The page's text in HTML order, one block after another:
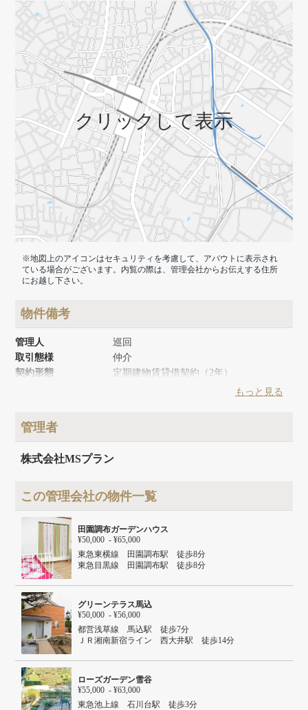
クリックして表示
※地図上のアイコンはセキュリティを考慮して、アバウトに表示され
ている場合がございます。内覧の際は、管理会社からお伝えする住所
にお越し下さい。
物件備考
管理人
巡回
取引態様
仲介
契約形態
定期建物賃貸借契約（2年）
建物面積
建物構造
もっと見る
管理者
株式会社MSプラン
この管理会社の物件一覧
田園調布ガーデンハウス
¥50,000 - ¥65,000
東急東横線 田園調布駅 徒歩8分
東急目黒線 田園調布駅 徒歩8分
グリーンテラス馬込
¥50,000 - ¥56,000
都営浅草線 馬込駅 徒歩7分
ＪＲ湘南新宿ライン 西大井駅 徒歩14分
ＪＲ横須賀線 西大井駅 徒歩14分
ローズガーデン雪谷
¥55,000 - ¥63,000
東急池上線 石川台駅 徒歩3分